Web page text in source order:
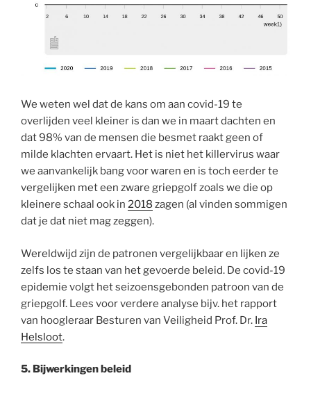
We weten wel dat de kans om aan covid-19 te
overlijden veel kleiner is dan we in maart dachten en
dat 98% van de mensen die besmet raakt geen of
milde klachten ervaart. Het is niet het killervirus waar
we aanvankelijk bang voor waren en is toch eerder te
vergelijken met een zware griepgolf zoals we die op
kleinere schaal ook in 2018 zagen (al vinden sommigen
dat je dat niet mag zeggen).
Wereldwijd zijn de patronen vergelijkbaar en lijken ze
zelfs los te staan van het gevoerde beleid. De covid-19
epidemie volgt het seizoensgebonden patroon van de
griepgolf. Lees voor verdere analyse bijv. het rapport
van hoogleraar Besturen van Veiligheid Prof. Dr. Ira
Helsloot.
5. Bijwerkingen beleid